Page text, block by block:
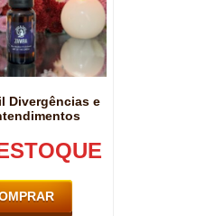
Divergências e